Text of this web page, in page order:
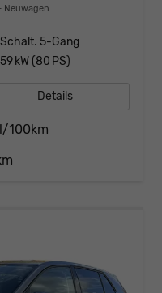
Neuwagen
Schalt. 5-Gang
59 kW (80 PS)
Details
100km